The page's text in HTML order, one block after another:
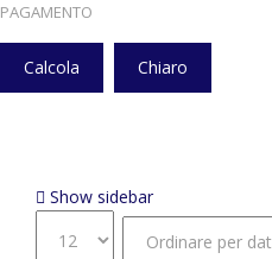
PAGAMENTO
Calcola Chiaro
Show sidebar